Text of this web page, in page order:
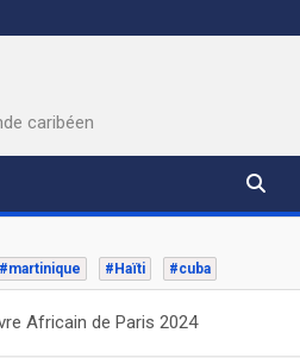
caribéen
#martinique #Haïti #cuba
Africain de Paris 2024